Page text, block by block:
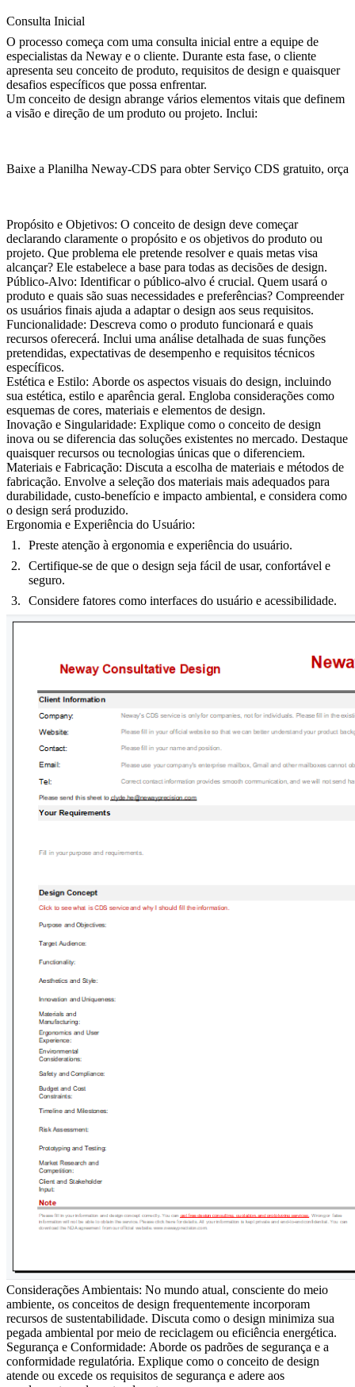
Consulta Inicial
O processo começa com uma consulta inicial entre a equipe de
especialistas da Neway e o cliente. Durante esta fase, o cliente
apresenta seu conceito de produto, requisitos de design e quaisquer
desafios específicos que possa enfrentar.
Um conceito de design abrange vários elementos vitais que definem
a visão e direção de um produto ou projeto. Inclui:
Baixe a Planilha Neway-CDS para obter Serviço CDS gratuito,
Propósito e Objetivos: O conceito de design deve começar
declarando claramente o propósito e os objetivos do produto ou
projeto. Que problema ele pretende resolver e quais metas visa
alcançar? Ele estabelece a base para todas as decisões de design.
Público-Alvo: Identificar o público-alvo é crucial. Quem usará o
produto e quais são suas necessidades e preferências? Compreender
os usuários finais ajuda a adaptar o design aos seus requisitos.
Funcionalidade: Descreva como o produto funcionará e quais
recursos oferecerá. Inclui uma análise detalhada de suas funções
pretendidas, expectativas de desempenho e requisitos técnicos
específicos.
Estética e Estilo: Aborde os aspectos visuais do design, incluindo
sua estética, estilo e aparência geral. Engloba considerações como
esquemas de cores, materiais e elementos de design.
Inovação e Singularidade: Explique como o conceito de design
inova ou se diferencia das soluções existentes no mercado. Destaque
quaisquer recursos ou tecnologias únicas que o diferenciem.
Materiais e Fabricação: Discuta a escolha de materiais e métodos de
fabricação. Envolve a seleção dos materiais mais adequados para
durabilidade, custo-benefício e impacto ambiental, e considera como
o design será produzido.
Ergonomia e Experiência do Usuário:
Preste atenção à ergonomia e experiência do usuário.
Certifique-se de que o design seja fácil de usar, confortável e
seguro.
Considere fatores como interfaces do usuário e acessibilidade.
Considerações Ambientais: No mundo atual, consciente do meio
ambiente, os conceitos de design frequentemente incorporam
recursos de sustentabilidade. Discuta como o design minimiza sua
pegada ambiental por meio de reciclagem ou eficiência energética.
Segurança e Conformidade: Aborde os padrões de segurança e a
conformidade regulatória. Explique como o conceito de design
atende ou excede os requisitos de segurança e adere aos